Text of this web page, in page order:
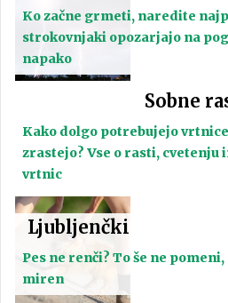
Ko začne grmeti, naredite
strokovnjaki opozarjajo na
napako
Sobne
Kako dolgo potrebujejo
zrastejo? Vse o rasti, cvetenju
vrtnic
Ljubljenčki
Pes ne renči? To še ne pomeni,
miren